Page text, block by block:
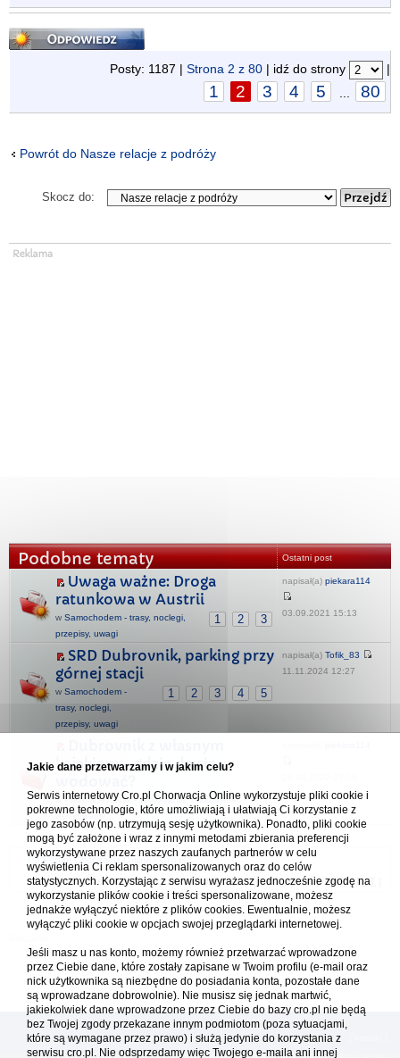
Odpowiedz
Posty: 1187 | Strona 2 z 80 | idź do strony |
1 2 3 4 5 80
Powrót do Nasze relacje z podróży
Skocz do:
Podobne tematy Ostatni post
Uwaga ważne: Droga
ratunkowa w Austrii
1 2 3
w Samochodem - trasy, noclegi,
przepisy, uwagi
napisał(a) piekara114
03.09.2021 15:13
SRD Dubrovnik, parking przy
górnej stacji
1 2 3 4 5
w Samochodem -
trasy, noclegi,
przepisy, uwagi
napisał(a) Tofik_83
11.11.2024 12:27
kajakiem - gdzie da się
wPlaże & Adriatyk - żeglowanie, nurkowanie,
wędkowanie...
Forum Chorwacja Online - Cro.pl
Usuń ciasteczka• Strefa czasowa: UTC + 1 (Polska - czas zimowy) [ DST
[reklama ] [
Platforma cro.pl© Chorwacja online™ wykorzystuje cookies do prawidłowego działania, te pliki
Jakie dane przetwarzamy i w jakim celu?
Serwis internetowy Cro.pl Chorwacja Online wykorzystuje pliki cookie i
pokrewne technologie, które umożliwiają i ułatwiają Ci korzystanie z
jego zasobów (np. utrzymują sesję użytkownika). Ponadto, pliki cookie
mogą być założone i wraz z innymi metodami zbierania preferencji
wykorzystywane przez naszych zaufanych partnerów w celu
wyświetlenia Ci reklam spersonalizowanych oraz do celów
statystycznych. Korzystając z serwisu wyrażasz jednocześnie zgodę na
wykorzystanie plików cookie i treści spersonalizowane, możesz
jednakże wyłączyć niektóre z plików cookies. Ewentualnie, możesz
wyłączyć pliki cookie w opcjach swojej przeglądarki internetowej.
Jeśli masz u nas konto, możemy również przetwarzać wprowadzone
przez Ciebie dane, które zostały zapisane w Twoim profilu (e-mail oraz
nick użytkownika są niezbędne do posiadania konta, pozostałe dane
są wprowadzane dobrowolnie). Nie musisz się jednak martwić,
jakiekolwiek dane wprowadzone przez Ciebie do bazy cro.pl nie będą
bez Twojej zgody przekazane innym podmiotom (poza sytuacjami,
które są wymagane przez prawo) i służą jedynie do korzystania z
serwisu cro.pl. Nie odsprzedamy więc Twojego e-maila ani innej